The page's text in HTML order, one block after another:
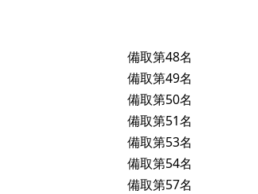
備取第48名
備取第49名
備取第50名
備取第51名
備取第53名
備取第54名
備取第57名